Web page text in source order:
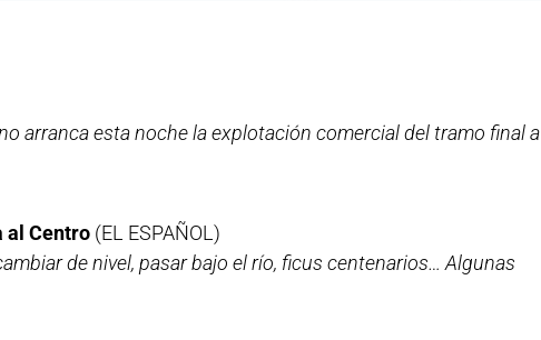
arranca esta noche la explotación comercial del tramo final a
al Centro (EL ESPAÑOL)
de nivel, pasar bajo el río, ficus centenarios… Algunas